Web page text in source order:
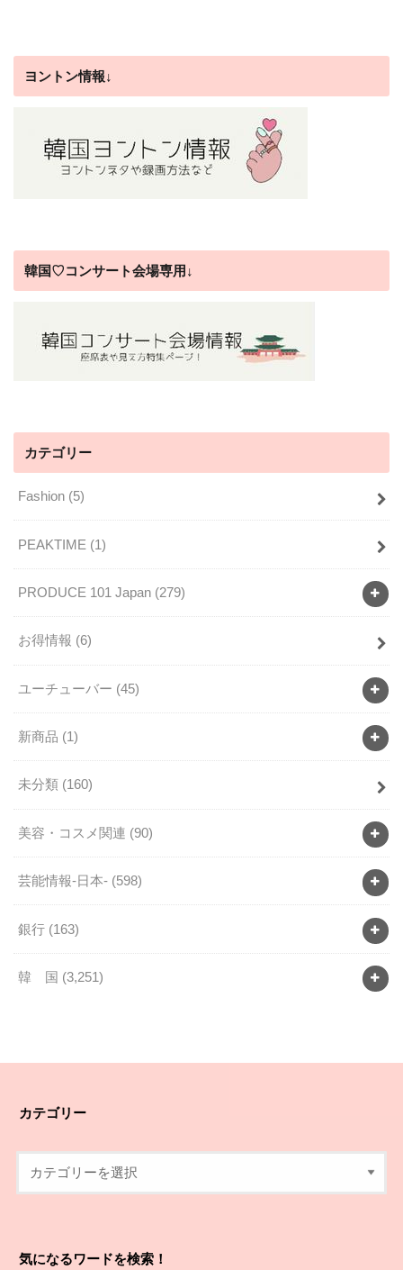
ヨントン情報↓
韓国♡コンサート会場専用↓
カテゴリー
Fashion (5)
PEAKTIME (1)
PRODUCE 101 Japan (279)
お得情報 (6)
ユーチューバー (45)
新商品 (1)
未分類 (160)
美容・コスメ関連 (90)
芸能情報-日本- (598)
銀行 (163)
韓 国 (3,251)
カテゴリー
気になるワードを検索！